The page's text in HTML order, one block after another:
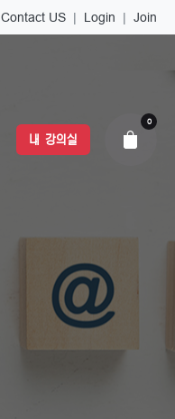
Join
|
Login
|
Contact US
내 강의실
0